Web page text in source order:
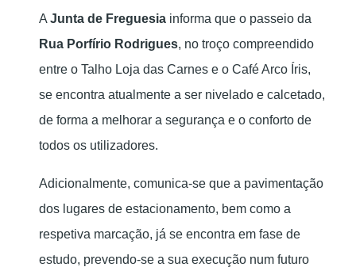
A Junta de Freguesia informa que o passeio da
Rua Porfírio Rodrigues, no troço compreendido
entre o Talho Loja das Carnes e o Café Arco Íris,
se encontra atualmente a ser nivelado e calcetado,
de forma a melhorar a segurança e o conforto de
todos os utilizadores.
Adicionalmente, comunica-se que a pavimentação
dos lugares de estacionamento, bem como a
respetiva marcação, já se encontra em fase de
estudo, prevendo-se a sua execução num futuro